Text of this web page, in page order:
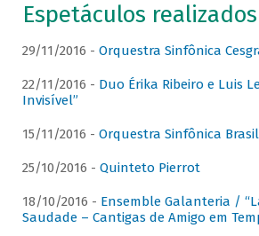
Espetáculos realizados
29/11/2016 - Orquestra Sinfônica
22/11/2016 - Duo Érika Ribeiro e Luis
Invisível”
15/11/2016 - Orquestra Sinfônica
25/10/2016 - Quinteto Pierrot
18/10/2016 - Ensemble Galanteria /
Saudade – Cantigas de Amigo em